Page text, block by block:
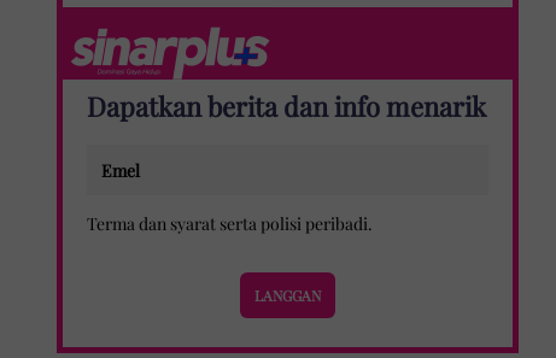
Dapatkan berita dan info menarik
Terma dan syaratserta polisi peribadi.